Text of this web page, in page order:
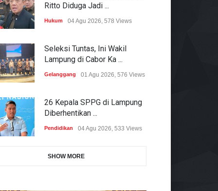
Ritto Diduga Jadi ...
Hukum 04 Agu 2026, 578 Views
Seleksi Tuntas, Ini Wakil
Lampung di Cabor Ka ...
Gelanggang 01 Agu 2026, 576 Views
26 Kepala SPPG di Lampung
Diberhentikan ...
Pendidikan 04 Agu 2026, 533 Views
SHOW MORE